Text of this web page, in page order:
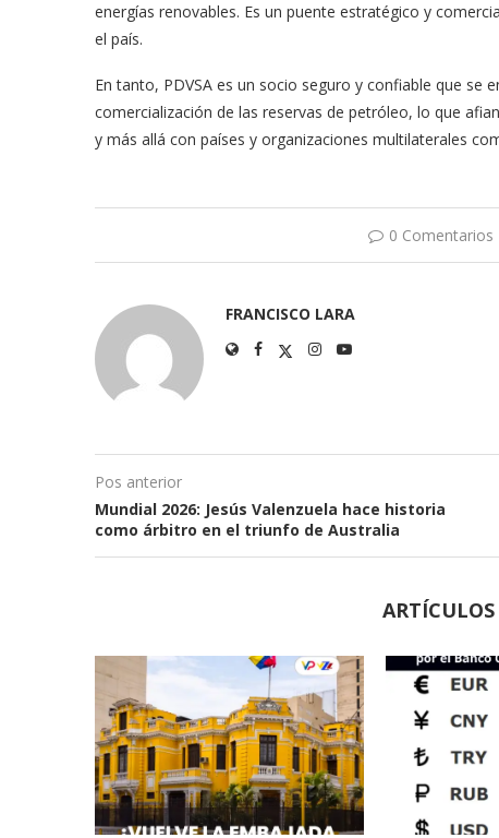
energías renovables. Es un puente estratégico y
el país.
En tanto, PDVSA es un socio seguro y confiable que se
comercialización de las reservas de petróleo, lo que
y más allá con países y organizaciones multilaterales
0 Comentarios
FRANCISCO LARA
Pos anterior
Mundial 2026: Jesús Valenzuela hace historia
como árbitro en el triunfo de Australia